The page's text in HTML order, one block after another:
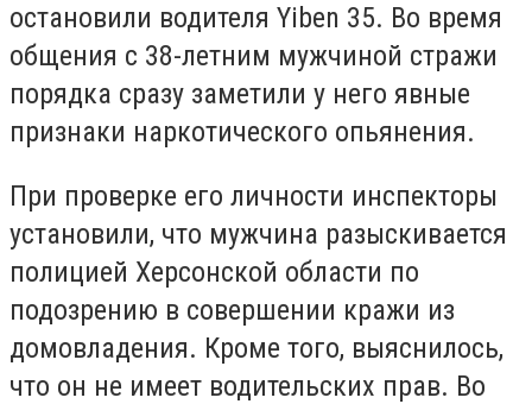
остановили водителя Yiben 35. Во время
общения с 38-летним мужчиной стражи
порядка сразу заметили у него явные
признаки наркотического опьянения.
При проверке его личности инспекторы
установили, что мужчина разыскивается
полицией Херсонской области по
подозрению в совершении кражи из
домовладения. Кроме того, выяснилось,
что он не имеет водительских прав. Во